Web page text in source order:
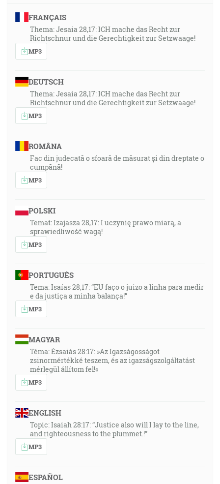
FRANÇAIS
Thema: Jesaia 28,17: ICH mache das Recht zur
Richtschnur und die Gerechtigkeit zur Setzwaage!
MP3
DEUTSCH
Thema: Jesaia 28,17: ICH mache das Recht zur
Richtschnur und die Gerechtigkeit zur Setzwaage!
MP3
ROMÂNA
Fac din judecată o sfoară de măsurat și din dreptate o
cumpănă!
MP3
POLSKI
Temat: Izajasza 28,17: I uczynię prawo miarą, a
sprawiedliwość wagą!
MP3
PORTUGUÊS
Tema: Isaías 28,17: “EU faço o juizo a linha para medir
e da justiça a minha balança!”
MP3
MAGYAR
Téma: Ézsaiás 28:17: »Az Igazságosságot
zsinormértékké teszem, és az igazságszolgáltatást
mérlegül állítom fel!«
MP3
ENGLISH
Topic: Isaiah 28:17: “Justice also will I lay to the line,
and righteousness to the plummet.!”
MP3
ESPAÑOL